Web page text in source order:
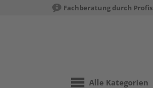
Fachberatung durch Profis
Alle Kategorien